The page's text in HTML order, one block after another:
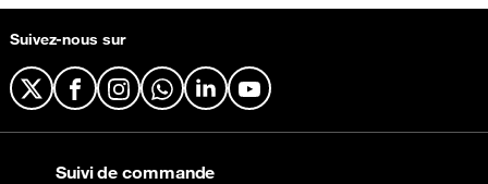
Suivez-nous sur
X FacebookInstagramWhatsApp
LinkedInYouTube
Suivi de commande